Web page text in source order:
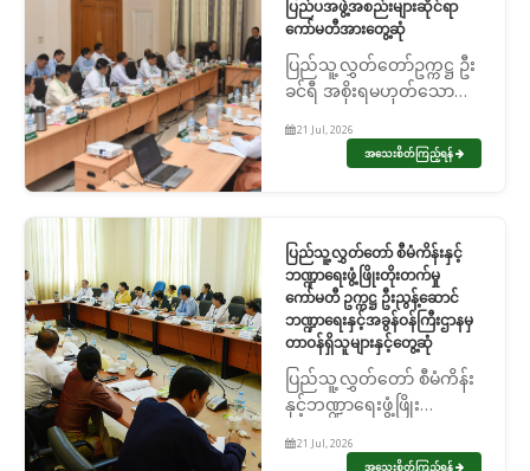
ပြည်ပအဖွဲ့အစည်းများဆိုင်ရာ
ကော်မတီအားတွေ့ဆုံ
ပြည်သူ့လွှတ်တော်ဥက္ကဋ္ဌ ဦး
ခင်ရီ အစိုးရမဟုတ်သော
အစည်းများဆိုင်ရာကော်မတီ
အားတွေ့ဆုံ
21 Jul, 2026
အသေးစိတ်ကြည့်ရန်
ပြည်သူ့လွှတ်တော် စီမံကိန်းနှင့်
ဘဏ္ဍာရေးဖွံ့ဖြိုးတိုးတက်မှု
ကော်မတီ ဥက္ကဋ္ဌ ဦးညွန့်ဆောင်
ဘဏ္ဍာရေးနှင့်အခွန်ဝန်ကြီးဌာနမှ
တာဝန်ရှိသူများနှင့်တွေ့ဆုံ
ပြည်သူ့လွှတ်တော် စီမံကိန်း
နှင့်ဘဏ္ဍာရေးဖွံ့ဖြိုး
ဦးညွန့်ဆောင် ဘဏ္ဍာရေးနှင့်
21 Jul, 2026
အသေးစိတ်ကြည့်ရန်